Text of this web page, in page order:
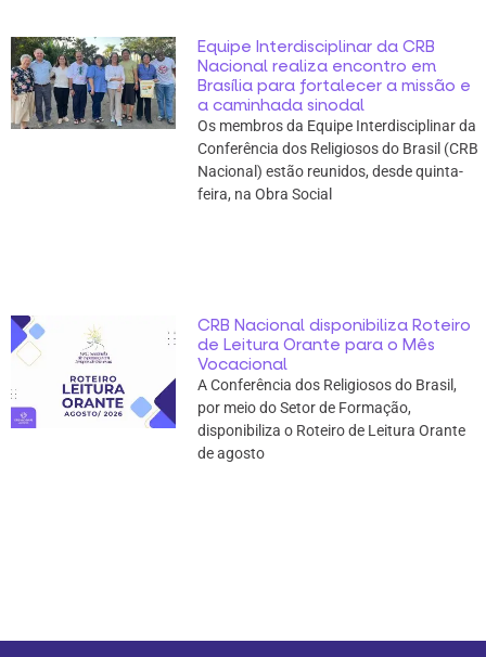
Equipe Interdisciplinar da CRB
Nacional realiza encontro em
Brasília para fortalecer a missão e
a caminhada sinodal
Os membros da Equipe Interdisciplinar da
Conferência dos Religiosos do Brasil (CRB
Nacional) estão reunidos, desde quinta-
feira, na Obra Social
CRB Nacional disponibiliza Roteiro
de Leitura Orante para o Mês
Vocacional
A Conferência dos Religiosos do Brasil,
por meio do Setor de Formação,
disponibiliza o Roteiro de Leitura Orante
de agosto